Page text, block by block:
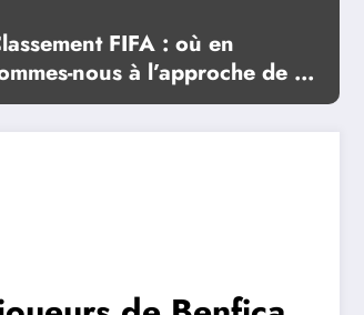
FIFA : où en
nous à l’approche de la
de la Coupe du Monde
?